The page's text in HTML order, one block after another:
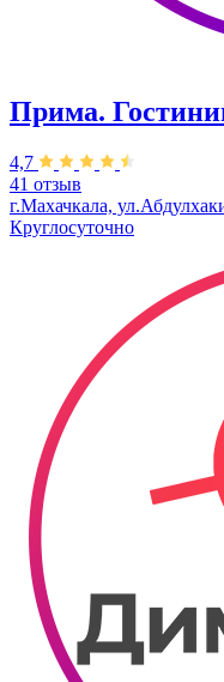
Прима.
4,7
41 отзыв
г.Махачкала,
Круглосуточно